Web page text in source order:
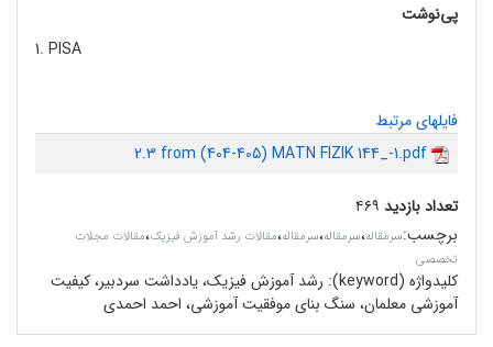
پی‌نوشت
1. PISA
فایلهای مرتبط
2.3 from (404-405) MATN FIZIK 144_-1.pdf
تعداد بازدید ۴۶۹
برچسب:سرمقاله‌،سرمقاله،سرمقاله،مقالات رشد آموزش فیزیک،مقالات مجلات
تخصصی
کلیدواژه (keyword):
رشد آموزش فیزیک، یادداشت سردبیر، کیفیت
آموزشی معلمان، سنگ بنای موفقیت آموزشی، احمد احمدی